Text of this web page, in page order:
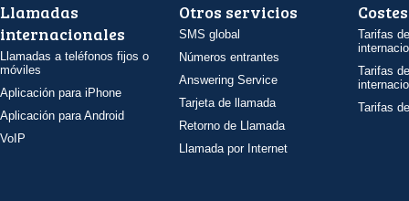
Llamadas
internacionales
Llamadas a teléfonos fijos o
móviles
Aplicación para iPhone
Aplicación para Android
VoIP
Otros servicios
SMS global
Números entrantes
Answering Service
Tarjeta de llamada
Retorno de Llamada
Llamada por Internet
Costes
Tarifas
Tarifas
Tarifas